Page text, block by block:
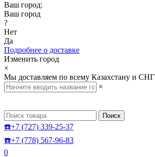
Ваш город:
Ваш город
?
Нет
Да
Подробнее о доставке
Изменить город
×
Мы доставляем по всему Казахстану и СНГ
×
Поиск
☎️+7 (727) 339-25-37
☎️+7 (778) 567-96-83
0